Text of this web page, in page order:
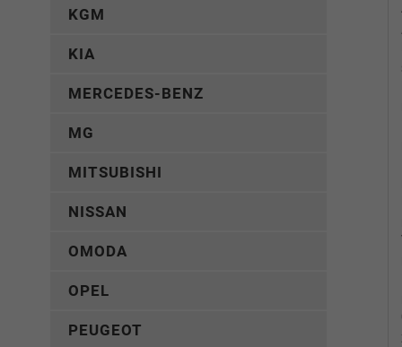
KGM
KIA
MERCEDES-BENZ
MG
MITSUBISHI
NISSAN
OMODA
OPEL
PEUGEOT